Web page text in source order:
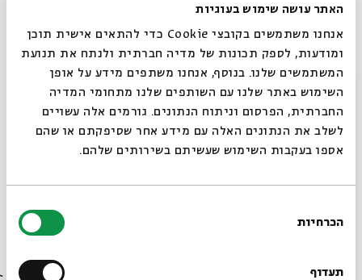
האתר עושה שימוש בעוגיות
אנחנו משתמשים בקובצי Cookie כדי להתאים אישית תוכן
ומודעות, לספק תכונות של מדיה חברתית ולנתח את תנועת
המשתמשים שלנו. בנוסף, אנחנו משתפים מידע על אופן
השימוש באתר שלנו עם השותפים שלנו מתחומי המדיה
החברתית, הפרסום וניתוח הנתונים. גורמים אלה עשויים
לשלב את הנתונים האלה עם מידע אחר שסיפקתם או שהם
אספו בעקבות השימוש שעשיתם בשירותים שלהם.
הסכמה
הכרחיות
תעדוף
בהנחיית פרופ' צבי זוהר, חוקר ההלכה ותולדותיה
ראשון–חמישי | 6.9–16.9 | יז–כז באלול | 9:00
הצטרפו לאירוע בפייסבוק (EVENT) וקבלו התראה בסמוך
סגור